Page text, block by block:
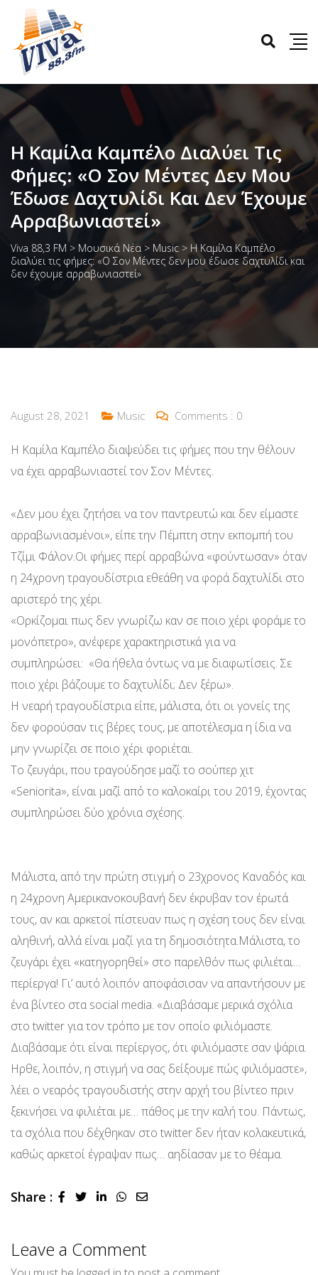
Η Καμίλα Καμπέλο Διαλύει Τις
Φήμες: «Ο Σον Μέντες Δεν Μου
Έδωσε Δαχτυλίδι Και Δεν Έχουμε
Αρραβωνιαστεί»
Viva 88,3 FM > Μουσικά Νέα > Music > Η Καμίλα Καμπέλο
διαλύει τις φήμες: «Ο Σον Μέντες δεν μου έδωσε δαχτυλίδι και
δεν έχουμε αρραβωνιαστεί»
August 28, 2021 Music Comments : 0
Η Καμίλα Καμπέλο διαψεύδει τις φήμες που την θέλουν
να έχει αρραβωνιαστεί τον Σον Μέντες.
«Δεν μου έχει ζητήσει να τον παντρευτώ και δεν είμαστε
αρραβωνιασμένοι», είπε την Πέμπτη στην εκπομπή του
Τζίμι Φάλον.Οι φήμες περί αρραβώνα «φούντωσαν» όταν
η 24χρονη τραγουδίστρια εθεάθη να φορά δαχτυλίδι στο
αριστερό της χέρι.
«Ορκίζομαι πως δεν γνωρίζω καν σε ποιο χέρι φοράμε το
μονόπετρο», ανέφερε χαρακτηριστικά για να
συμπληρώσει: «Θα ήθελα όντως να με διαφωτίσεις. Σε
ποιο χέρι βάζουμε το δαχτυλίδι; Δεν ξέρω».
Η νεαρή τραγουδίστρια είπε, μάλιστα, ότι οι γονείς της
δεν φορούσαν τις βέρες τους, με αποτέλεσμα η ίδια να
μην γνωρίζει σε ποιο χέρι φοριέται.
Το ζευγάρι, που τραγούδησε μαζί το σούπερ χιτ
«Seniorita», είναι μαζί από το καλοκαίρι του 2019, έχοντας
συμπληρώσει δύο χρόνια σχέσης.
Μάλιστα, από την πρώτη στιγμή ο 23χρονος Καναδός και
η 24χρονη Αμερικανοκουβανή δεν έκρυβαν τον έρωτά
τους, αν και αρκετοί πίστευαν πως η σχέση τους δεν είναι
αληθινή, αλλά είναι μαζί για τη δημοσιότητα.Μάλιστα, το
ζευγάρι έχει «κατηγορηθεί» στο παρελθόν πως φιλιέται…
περίεργα! Γι’ αυτό λοιπόν αποφάσισαν να απαντήσουν με
ένα βίντεο στα social media. «Διαβάσαμε μερικά σχόλια
στο twitter για τον τρόπο με τον οποίο φιλιόμαστε.
Διαβάσαμε ότι είναι περίεργος, ότι φιλιόμαστε σαν ψάρια.
Ηρθε, λοιπόν, η στιγμή να σας δείξουμε πώς φιλιόμαστε»,
λέει ο νεαρός τραγουδιστής στην αρχή του βίντεο πριν
ξεκινήσει να φιλιέται με… πάθος με την καλή του. Πάντως,
τα σχόλια που δέχθηκαν στο twitter δεν ήταν κολακευτικά,
καθώς αρκετοί έγραψαν πως… αηδίασαν με το θέαμα.
Share : LinkedInWhatsapp
Share
Leave a Comment